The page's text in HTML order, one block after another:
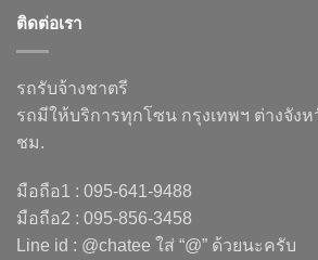
ติดต่อเรา
รถรับจ้างชาตรี
รถมีให้บริการทุกโซน กรุงเทพฯ ต่างจัง
ชม.
มือถือ1 : 095-641-9488
มือถือ2 : 095-856-3458
Line id : @chatee ใส่ “@” ด้วยนะครับ